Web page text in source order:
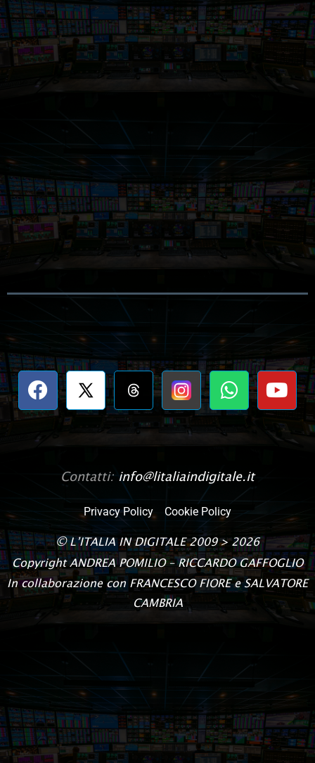
Contatti: info@litaliaindigitale.it
Privacy Policy Cookie Policy
© L’ITALIA IN DIGITALE2009 > 2026
CopyrightANDREA POMILIO – RICCARDO GAFFOGLIO
In collaborazione con FRANCESCO FIORE e SALVATORE
CAMBRIA